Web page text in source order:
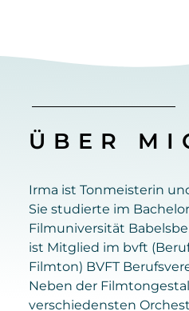
ÜBER
Irma ist Tonmeisterin
Sie studierte im
Filmuniversität
ist Mitglied im bvft
Filmton) BVFT
Neben der
verschiedensten